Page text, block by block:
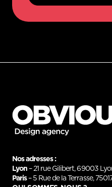
Nos adresses :
Lyon – 21 rue Gilibert, 69003
Paris– 5 Rue de la Terrasse,